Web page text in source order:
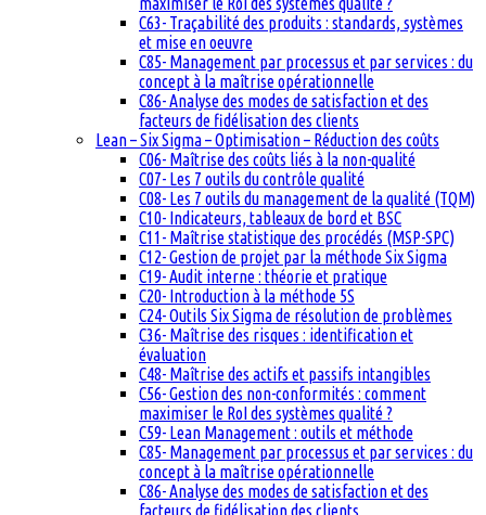
C63- Traçabilité des produits : standards, systèmes
et mise en oeuvre
C85- Management par processus et par services : du
concept à la maîtrise opérationnelle
C86- Analyse des modes de satisfaction et des
facteurs de fidélisation des clients
Lean – Six Sigma – Optimisation – Réduction des coûts
C06- Maîtrise des coûts liés à la non-qualité
C07- Les 7 outils du contrôle qualité
C08- Les 7 outils du management de la qualité (TQM)
C10- Indicateurs, tableaux de bord et BSC
C11- Maîtrise statistique des procédés (MSP-SPC)
C12- Gestion de projet par la méthode Six Sigma
C19- Audit interne : théorie et pratique
C20- Introduction à la méthode 5S
C24- Outils Six Sigma de résolution de problèmes
C36- Maîtrise des risques : identification et
évaluation
C48- Maîtrise des actifs et passifs intangibles
C56- Gestion des non-conformités : comment
maximiser le RoI des systèmes qualité ?
C59- Lean Management : outils et méthode
C85- Management par processus et par services : du
concept à la maîtrise opérationnelle
C86- Analyse des modes de satisfaction et des
facteurs de fidélisation des clients